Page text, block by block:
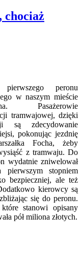
chociaż
pierwszego peronu
w naszym mieście
Pasażerowie
tramwajowej, dzięki
są zdecydowanie
pokonując jezdnię
Focha, żeby
z tramwaju. Do
wydatnie zniwelował
stopniem
bezpieczniej, ale też
kierowcy są
się do peronu.
stanowi opisany
pół miliona złotych.